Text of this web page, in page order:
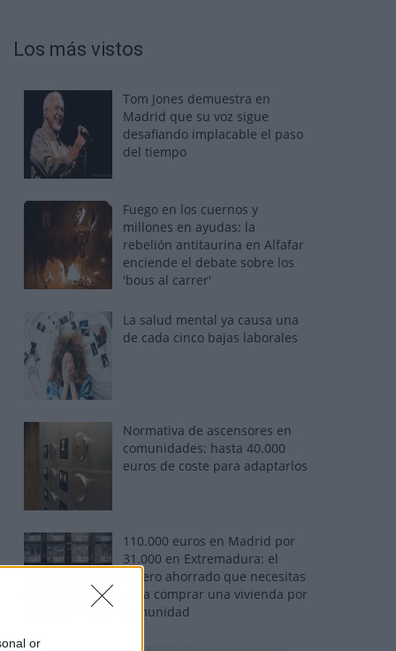
or
Los más vistos
Tom Jones demuestra en
Madrid que su voz sigue
desafiando implacable el paso
del tiempo
Fuego en los cuernos y
millones en ayudas: la
rebelión antitaurina en Alfafar
enciende el debate sobre los
'bous al carrer'
La salud mental ya causa una
de cada cinco bajas laborales
Normativa de ascensores en
comunidades: hasta 40.000
euros de coste para adaptarlos
110.000 euros en Madrid por
31.000 en Extremadura: el
dinero ahorrado que necesitas
para comprar una vivienda por
comunidad